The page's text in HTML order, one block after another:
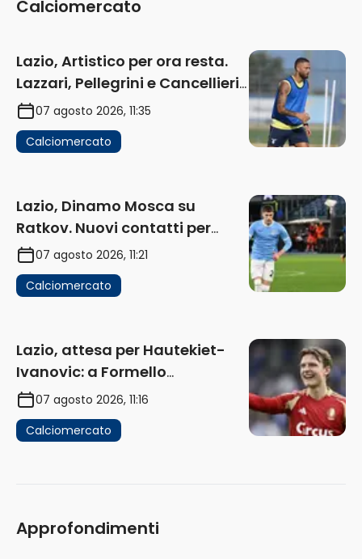
Calciomercato
Lazio, Artistico per ora resta.
Lazzari, Pellegrini e Cancellieri
in uscita
07 agosto 2026, 11:35
Calciomercato
Lazio, Dinamo Mosca su
Ratkov. Nuovi contatti per
Pinamonti
07 agosto 2026, 11:21
Calciomercato
Lazio, attesa per Hautekiet-
Ivanovic: a Formello
attendono risposte
07 agosto 2026, 11:16
Calciomercato
Approfondimenti